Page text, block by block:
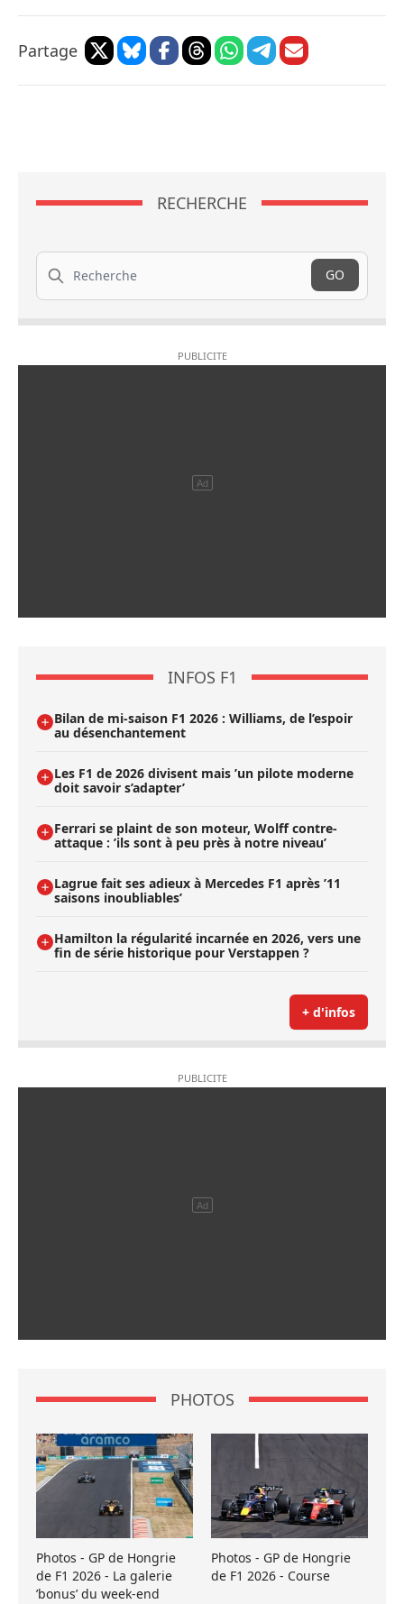
Partage
RECHERCHE
Recherche
GO
INFOS F1
Bilan de mi-saison F1 2026 : Williams, de l’espoir
au désenchantement
Les F1 de 2026 divisent mais ’un pilote moderne
doit savoir s’adapter’
Ferrari se plaint de son moteur, Wolff contre-
attaque : ’ils sont à peu près à notre niveau’
Lagrue fait ses adieux à Mercedes F1 après ’11
saisons inoubliables’
Hamilton la régularité incarnée en 2026, vers une
fin de série historique pour Verstappen ?
+ d'infos
PHOTOS
Photos - GP de Hongrie
de F1 2026 - La galerie
’bonus’ du week-end
Photos - GP de Hongrie
de F1 2026 - Course